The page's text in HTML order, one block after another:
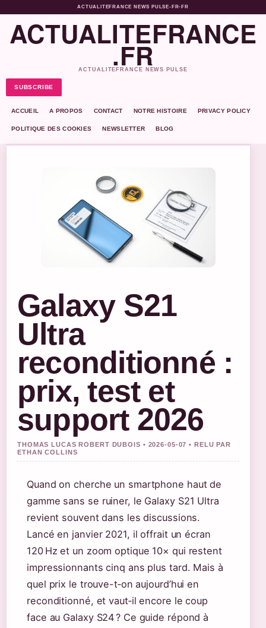
ACTUALITEFRANCE NEWS PULSE• FR-FR
ACTUALITEFRANCE
.FR
ACTUALITEFRANCE NEWS PULSE
SUBSCRIBE
ACCUEIL A PROPOS CONTACT NOTRE HISTOIRE PRIVACY POLICY
POLITIQUE DES COOKIES NEWSLETTER BLOG
Galaxy S21
Ultra
reconditionné :
prix, test et
support 2026
THOMAS LUCAS ROBERT DUBOIS • 2026-05-07 • RELU PAR
ETHAN COLLINS
Quand on cherche un smartphone haut de
gamme sans se ruiner, le Galaxy S21 Ultra
revient souvent dans les discussions.
Lancé en janvier 2021, il offrait un écran
120 Hz et un zoom optique 10× qui restent
impressionnants cinq ans plus tard. Mais à
quel prix le trouve-t‑on aujourd’hui en
reconditionné, et vaut‑il encore le coup
face au Galaxy S24 ? Ce guide répond à